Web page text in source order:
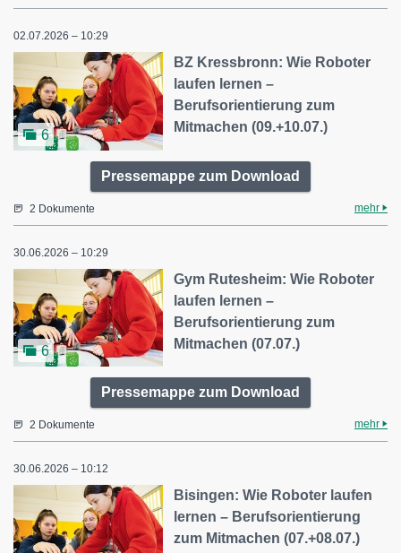
02.07.2026 – 10:29
6
BZ Kressbronn: Wie Roboter
laufen lernen –
Berufsorientierung zum
Mitmachen (09.+10.07.)
Pressemappe zum Download
2 Dokumente mehr
30.06.2026 – 10:29
6
Gym Rutesheim: Wie Roboter
laufen lernen –
Berufsorientierung zum
Mitmachen (07.07.)
Pressemappe zum Download
2 Dokumente mehr
30.06.2026 – 10:12
Bisingen: Wie Roboter laufen
lernen – Berufsorientierung
zum Mitmachen (07.+08.07.)